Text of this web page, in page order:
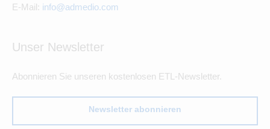
E-Mail: info@admedio.com
Unser Newsletter
Abonnieren Sie unseren kostenlosen ETL-Newsletter.
Newsletter abonnieren